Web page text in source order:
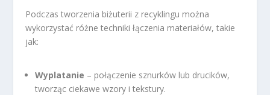
Podczas tworzenia biżuterii z recyklingu można
wykorzystać różne techniki łączenia materiałów, takie
jak:
Wyplatanie – połączenie sznurków lub drucików,
tworząc ciekawe wzory i tekstury.